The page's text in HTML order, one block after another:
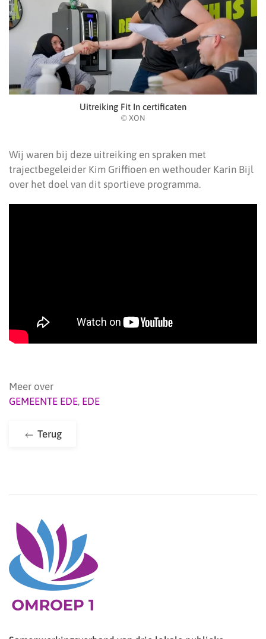
Uitreiking Fit In certificaten
© XON
Wij waren bij deze uitreiking en spraken met
trajectbegeleider Kim Griffioen en wethouder Karin Bijl
over het doel van dit sportieve programma.
Meer over
GEMEENTE EDE, EDE
Terug